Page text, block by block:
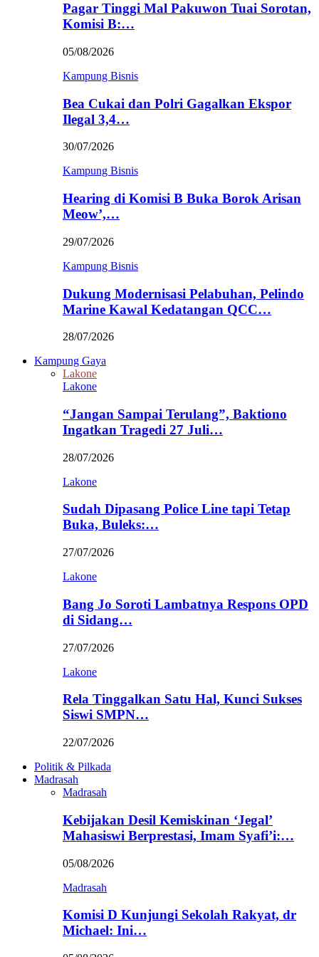
Pagar Tinggi Mal Pakuwon Tuai Sorotan,
Komisi B:…
05/08/2026
Kampung Bisnis
Bea Cukai dan Polri Gagalkan Ekspor
Ilegal 3,4…
30/07/2026
Kampung Bisnis
Hearing di Komisi B Buka Borok Arisan
Meow’,…
29/07/2026
Kampung Bisnis
Dukung Modernisasi Pelabuhan, Pelindo
Marine Kawal Kedatangan QCC…
28/07/2026
Kampung Gaya
Lakone
Lakone
“Jangan Sampai Terulang”, Baktiono
Ingatkan Tragedi 27 Juli…
28/07/2026
Lakone
Sudah Dipasang Police Line tapi Tetap
Buka, Buleks:…
27/07/2026
Lakone
Bang Jo Soroti Lambatnya Respons OPD
di Sidang…
27/07/2026
Lakone
Rela Tinggalkan Satu Hal, Kunci Sukses
Siswi SMPN…
22/07/2026
Politik & Pilkada
Madrasah
Madrasah
Kebijakan Desil Kemiskinan ‘Jegal’
Mahasiswi Berprestasi, Imam Syafi’i:…
05/08/2026
Madrasah
Komisi D Kunjungi Sekolah Rakyat, dr
Michael: Ini…